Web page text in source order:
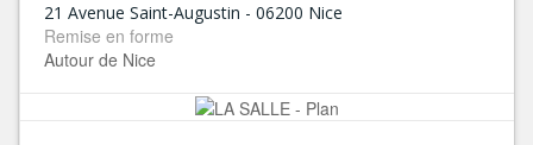
21 Avenue Saint-Augustin - 06200 Nice
Remise en forme
Autour de Nice